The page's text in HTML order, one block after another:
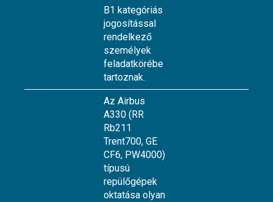
B1 kategóriás
jogosítással
rendelkező
személyek
feladatkörébe
tartoznak.
Az Airbus
A330 (RR
Rb211
Trent700, GE
CF6, PW4000)
típusú
repülőgépek
oktatása olyan